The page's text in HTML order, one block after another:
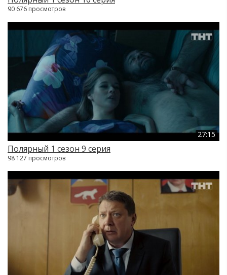
90 676 просмотров
27:15
Полярный 1 сезон 9 серия
98 127 просмотров